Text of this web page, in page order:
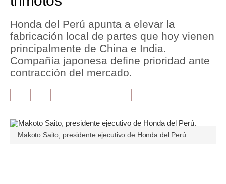
Finanzas Personales
Inmobiliarias
Plus G
Pregunta de hoy
Honda del Perú apunta a elevar la
fabricación local de partes que hoy vienen
principalmente de China e India.
Compañía japonesa define prioridad ante
contracción del mercado.
Makoto Saito, presidente ejecutivo de Honda del Perú.